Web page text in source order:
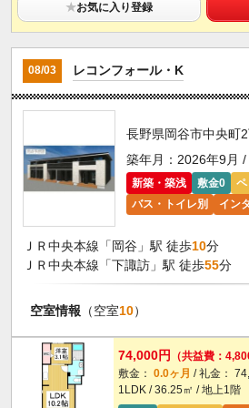
★お気に入り登録
08/03 レコンフォール・K
長野県岡谷市中央町2
築年月：2026年9月
新築・築浅 敷金0
バス・トイレ別
イン
ＪＲ中央本線「岡谷」駅 徒歩10分
ＪＲ中央本線「下諏訪」駅 徒歩55分
空室情報 （空室10）
74,000円
（共益費：
敷金： 0.0ヶ月 / 礼金：
1LDK / 36.25㎡ / 地上1階